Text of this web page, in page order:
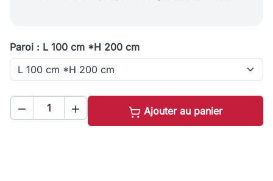
Paroi : L 100 cm *H 200 cm
  Ajouter au panier